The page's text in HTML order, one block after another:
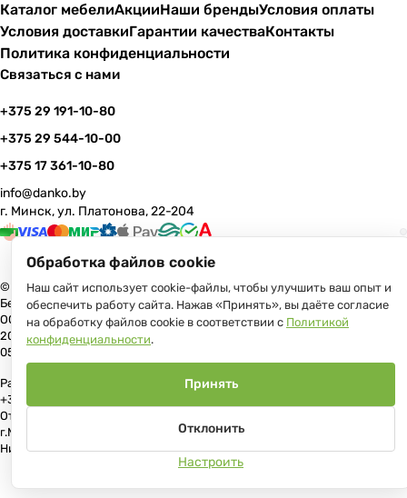
Каталог мебелиАкцииНаши брендыУсловия оплаты
Условия доставкиГарантии качестваКонтакты
Политика конфиденциальности
Связаться с нами
+375 29 191-10-80
+375 29 544-10-00
+375 17 361-10-80
info@danko.by
г. Минск, ул. Платонова, 22-204
© 2026 Данко Бай: качественная мебель с оперативной доставкой по
Беларуси
ООО «Гранд Парк», юр.адрес: 220005, Минск, ул. Платонова, 22, пом.
204 В торговом реестре с 17 июля 2013 г. Регистрация №191081534,
05.11.2008, Мингорисполком.
Рассмотрение обращений потребителей, телефон +375 (17) 361-10-80,
+375 (29) 191-10-80, +375 (29) 544-10-00, e-mail: info@danko.by
Отдел торговли и услуг Администрации Первомайского района
г.Минска: тел. +375(17)215-14-65, Начальник отдела: Жакович Юлия
Николаевна
Обработка файлов cookie
Наш сайт использует cookie-файлы, чтобы улучшить ваш опыт и
обеспечить работу сайта. Нажав «Принять», вы даёте согласие
на обработку файлов cookie в соответствии с Политикой
конфиденциальности.
Настроить
Отклонить
Принять